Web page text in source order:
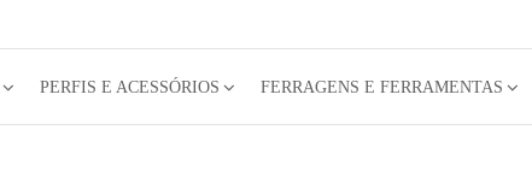
PERFIS E ACESSÓRIOS FERRAGENS E FERRAMENTAS